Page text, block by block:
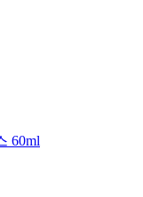
60ml